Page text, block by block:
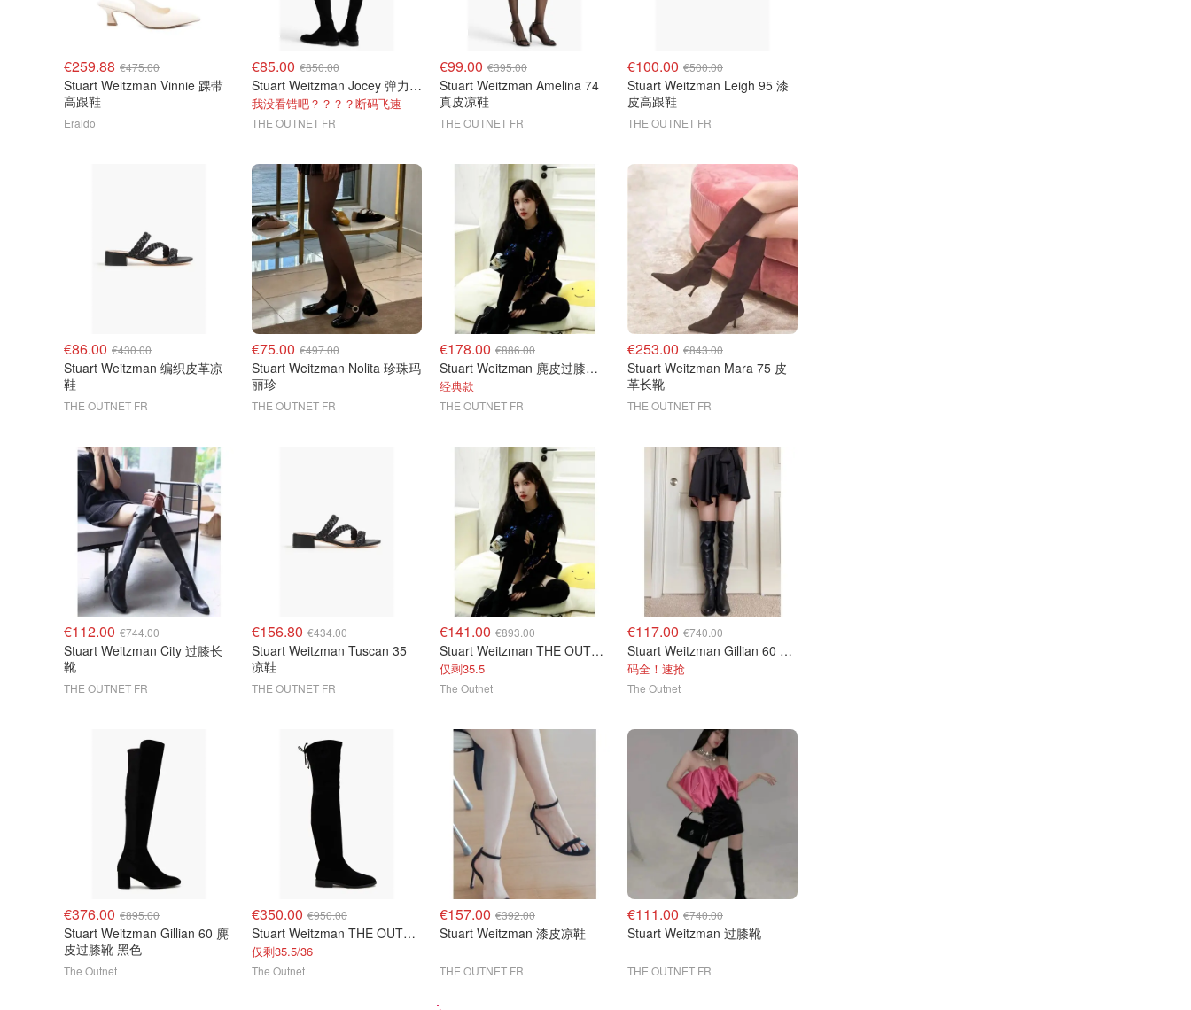
€259.88 €475.00
Stuart Weitzman Vinnie 踝带
高跟鞋
Eraldo
€85.00 €850.00
Stuart Weitzman Jocey 弹力绒面过膝靴
我没看错吧？？？？断码飞速
THE OUTNET FR
€99.00 €395.00
Stuart Weitzman Amelina 74
真皮凉鞋
THE OUTNET FR
€100.00 €500.00
Stuart Weitzman Leigh 95 漆
皮高跟鞋
THE OUTNET FR
€86.00 €430.00
Stuart Weitzman 编织皮革凉
鞋
THE OUTNET FR
€75.00 €497.00
Stuart Weitzman Nolita 珍珠玛
丽珍
THE OUTNET FR
€178.00 €886.00
Stuart Weitzman 麂皮过膝长靴
经典款
THE OUTNET FR
€253.00 €843.00
Stuart Weitzman Mara 75 皮
革长靴
THE OUTNET FR
€112.00 €744.00
Stuart Weitzman City 过膝长
靴
THE OUTNET FR
€156.80 €434.00
Stuart Weitzman Tuscan 35
凉鞋
THE OUTNET FR
€141.00 €893.00
Stuart Weitzman THE OUTNET 麂皮过膝靴 黑色
仅剩35.5
The Outnet
€117.00 €740.00
Stuart Weitzman Gillian 60 微弹力皮革过膝靴 黑色
码全！速抢
The Outnet
€376.00 €895.00
Stuart Weitzman Gillian 60 麂
皮过膝靴 黑色
The Outnet
€350.00 €950.00
Stuart Weitzman THE OUTNET Jocey 弹力绒面过膝靴
仅剩35.5/36
The Outnet
€157.00 €392.00
Stuart Weitzman 漆皮凉鞋
THE OUTNET FR
€111.00 €740.00
Stuart Weitzman 过膝靴
THE OUTNET FR